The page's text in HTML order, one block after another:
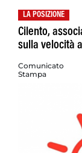
LA POSIZIONE
Cilento,
sulla velocità
Comunicato
Stampa